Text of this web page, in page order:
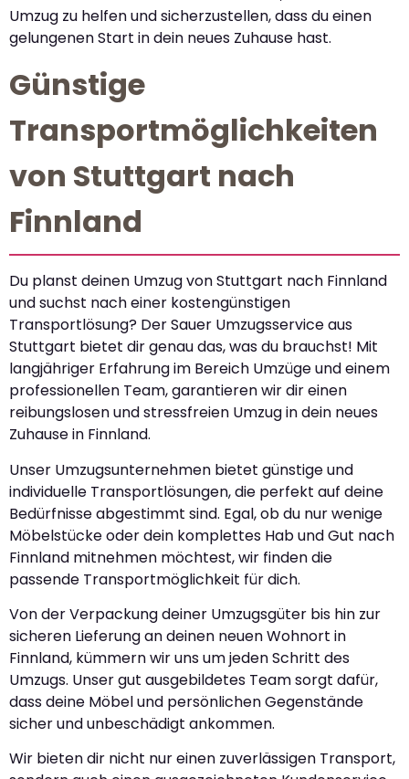
Umzug zu helfen und sicherzustellen, dass du einen
gelungenen Start in dein neues Zuhause hast.
Günstige
Transportmöglichkeiten
von Stuttgart nach
Finnland
Du planst deinen Umzug von Stuttgart nach Finnland
und suchst nach einer kostengünstigen
Transportlösung? Der Sauer Umzugsservice aus
Stuttgart bietet dir genau das, was du brauchst! Mit
langjähriger Erfahrung im Bereich Umzüge und einem
professionellen Team, garantieren wir dir einen
reibungslosen und stressfreien Umzug in dein neues
Zuhause in Finnland.
Unser Umzugsunternehmen bietet günstige und
individuelle Transportlösungen, die perfekt auf deine
Bedürfnisse abgestimmt sind. Egal, ob du nur wenige
Möbelstücke oder dein komplettes Hab und Gut nach
Finnland mitnehmen möchtest, wir finden die
passende Transportmöglichkeit für dich.
Von der Verpackung deiner Umzugsgüter bis hin zur
sicheren Lieferung an deinen neuen Wohnort in
Finnland, kümmern wir uns um jeden Schritt des
Umzugs. Unser gut ausgebildetes Team sorgt dafür,
dass deine Möbel und persönlichen Gegenstände
sicher und unbeschädigt ankommen.
Wir bieten dir nicht nur einen zuverlässigen Transport,